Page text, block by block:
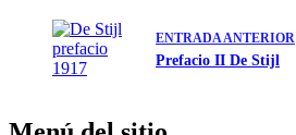
ENTRADAANTERIOR
Prefacio II De Stijl